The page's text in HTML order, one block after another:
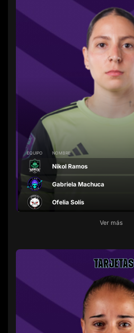
EQUIPO NOMBRE
Nikol Ramos
Gabriela Machuca
Ofelia Solís
Ver más
TARJETAS